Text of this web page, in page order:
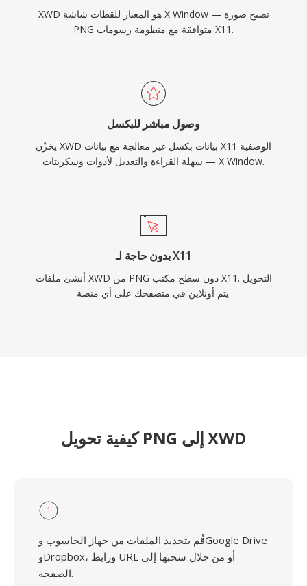
XWD هو المعيار للقطات شاشة X Window — تصبح صورة
PNG متوافقة مع منظومة رسومات X11.
وصول مباشر للبكسل
يخزّن XWD بيانات بكسل غير معالجة مع بيانات X11 الوصفية
— سهلة القراءة والتعديل لأدوات وسكربتات X Window.
بدون حاجة لـ X11
أنشئ ملفات XWD من PNG دون سطح مكتب X11. التحويل
يتم أونلاين في متصفحك على أي منصة.
كيفية تحويل PNG إلى XWD
1
قُم بتحديد الملفات من جهاز الحاسوب وGoogle Drive
وDropbox، ورابط URL أو من خلال سحبها إلى
الصفحة.